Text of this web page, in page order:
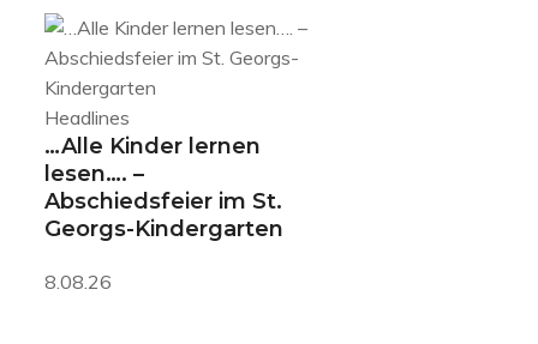
Headlines
…Alle Kinder lernen
lesen…. –
Abschiedsfeier im St.
Georgs-Kindergarten
8.08.26